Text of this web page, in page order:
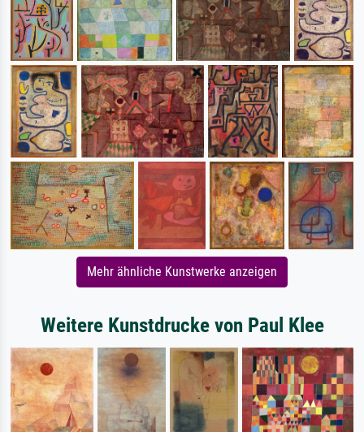
Mehr ähnliche Kunstwerke anzeigen
Weitere Kunstdrucke von Paul Klee